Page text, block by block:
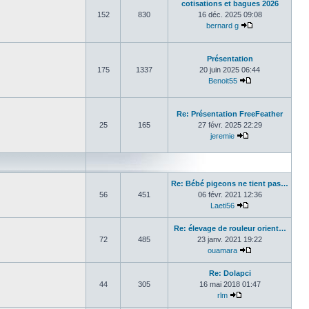
152 830
cotisations et bagues 2026
16 déc. 2025 09:08
bernard g
175 1337
Présentation
20 juin 2025 06:44
Benoit55
25 165
Re: Présentation FreeFeather
27 févr. 2025 22:29
jeremie
56 451
Re: Bébé pigeons ne tient pas…
06 févr. 2021 12:36
Laeti56
72 485
Re: élevage de rouleur orient…
23 janv. 2021 19:22
ouamara
44 305
Re: Dolapci
16 mai 2018 01:47
rlm